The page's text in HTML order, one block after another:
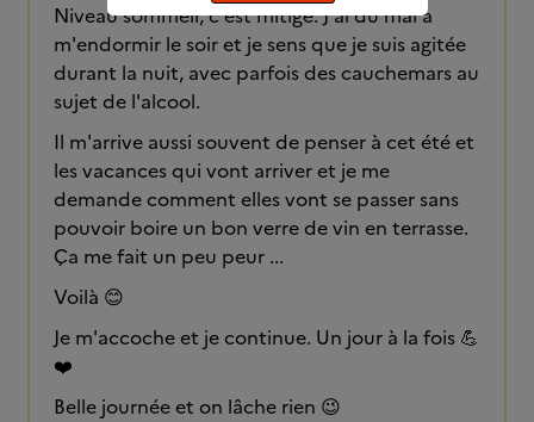
Niveau sommeil, c'est mitigé. J'ai du mal à
m'endormir le soir et je sens que je suis agitée
durant la nuit, avec parfois des cauchemars au
sujet de l'alcool.
Il m'arrive aussi souvent de penser à cet été et
les vacances qui vont arriver et je me
demande comment elles vont se passer sans
pouvoir boire un bon verre de vin en terrasse.
Ça me fait un peu peur ...
Voilà 😊
Je m'accoche et je continue. Un jour à la fois 💪
❤️
Belle journée et on lâche rien 😉